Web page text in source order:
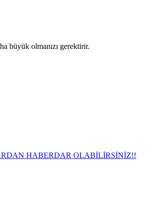
büyük olmanızı gerektirir.
HABERDAR OLABİLİRSİNİZ!!